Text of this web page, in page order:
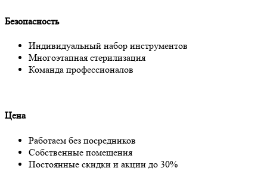
Безопасность
Индивидуальный набор инструментов
Многоэтапная стерилизация
Команда профессионалов
Цена
Работаем без посредников
Собственные помещения
Постоянные скидки и акции до 30%